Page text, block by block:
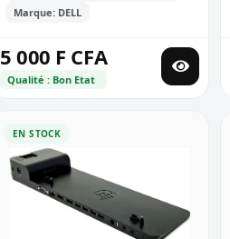
Marque: DELL
5 000 F CFA
Qualité : Bon Etat
EN STOCK